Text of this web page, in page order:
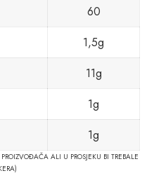
60
1,5g
11g
1g
1g
ALI U PROSJEKU BI TREBALE